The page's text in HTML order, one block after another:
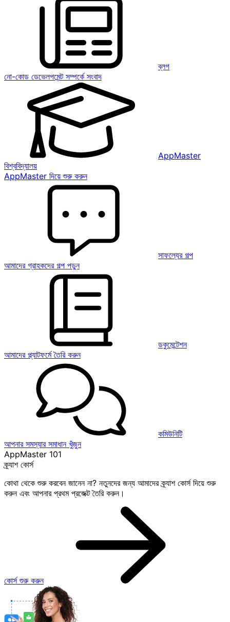
ব্লগ
নো-কোড ডেভেলপমেন্ট সম্পর্কে সংবাদ
AppMaster
বিশ্ববিদ্যালয়
AppMaster দিয়ে শুরু করুন
সাফল্যের গল্প
আমাদের গ্রাহকদের গল্প পড়ুন
ডকুমেন্টেশন
আমাদের প্ল্যাটফর্মে তৈরি করুন
কমিউনিটি
আপনার সমস্যার সমাধান খুঁজুন
AppMaster 101
ক্র্যাশ কোর্স
কোথা থেকে শুরু করবেন জানেন না? নতুনদের জন্য আমাদের ক্র্যাশ কোর্স দিয়ে শুরু
করুন এবং আপনার প্রথম প্রজেক্ট তৈরি করুন।
কোর্স শুরু করুন